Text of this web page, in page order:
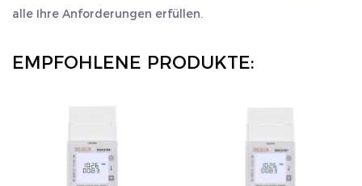
alle Ihre Anforderungen erfüllen.
EMPFOHLENE PRODUKTE: